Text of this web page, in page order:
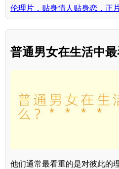
伦理片，贴身情人贴身恋，正
普通男女在生活中
他们通常最看重的是对彼此的